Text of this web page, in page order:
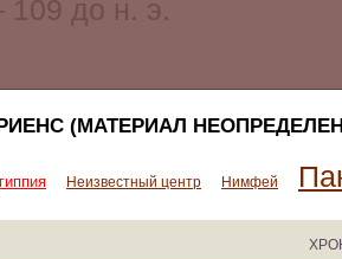
(МАТЕРИАЛ
Неизвестный центр Нимфей